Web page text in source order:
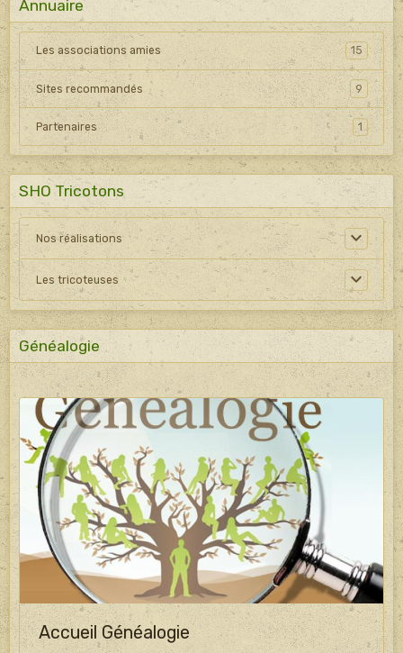
Annuaire
Les associations amies 15
Sites recommandés 9
Partenaires 1
SHO Tricotons
Nos réalisations
Les tricoteuses
Généalogie
Accueil Généalogie